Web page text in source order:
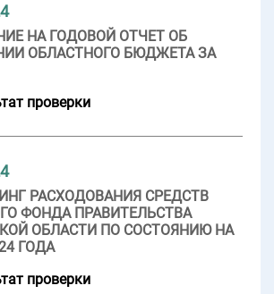
НА ГОДОВОЙ ОТЧЕТ ОБ
ОБЛАСТНОГО БЮДЖЕТА ЗА
проверки
РАСХОДОВАНИЯ СРЕДСТВ
ФОНДА ПРАВИТЕЛЬСТВА
ОБЛАСТИ ПО СОСТОЯНИЮ НА
ГОДА
проверки